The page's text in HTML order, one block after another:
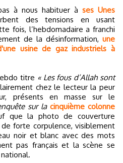
à nous habituer à ses Unes
des tensions en usant
fois, l’hebdomadaire a franchi
de la désinformation, une
usine de gaz industriels à
titre « Les fous d’Allah sont
chez le lecteur la peur
présents en masse sur le
sur la cinquième colonne
que la photo de couverture
forte corpulence, visiblement
noir et blanc avec des mots
pas français et la scène se